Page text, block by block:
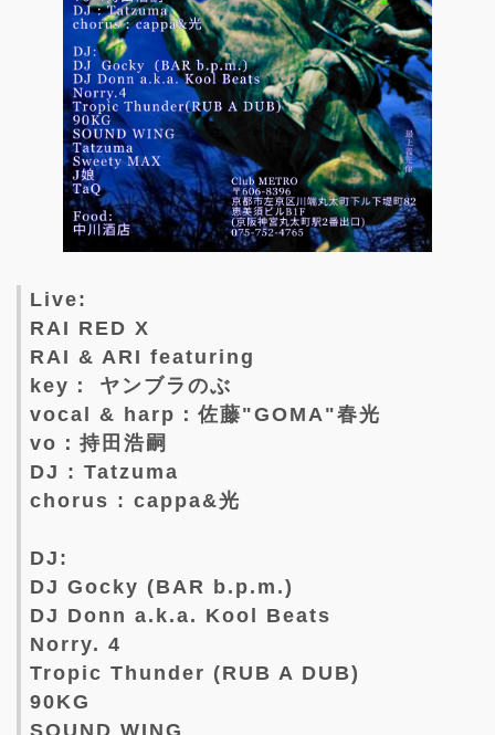
Live:
RAI RED X
RAI & ARI featuring
key： ヤンブラのぶ
vocal & harp：佐藤"GOMA"春光
vo：持田浩嗣
DJ : Tatzuma
chorus : cappa&光
DJ:
DJ Gocky (BAR b.p.m.)
DJ Donn a.k.a. Kool Beats
Norry. 4
Tropic Thunder (RUB A DUB)
90KG